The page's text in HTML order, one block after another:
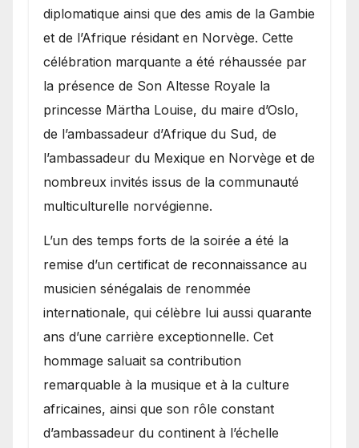
diplomatique ainsi que des amis de la Gambie
et de l’Afrique résidant en Norvège. Cette
célébration marquante a été réhaussée par
la présence de Son Altesse Royale la
princesse Märtha Louise, du maire d’Oslo,
de l’ambassadeur d’Afrique du Sud, de
l’ambassadeur du Mexique en Norvège et de
nombreux invités issus de la communauté
multiculturelle norvégienne.
​L’un des temps forts de la soirée a été la
remise d’un certificat de reconnaissance au
musicien sénégalais de renommée
internationale, qui célèbre lui aussi quarante
ans d’une carrière exceptionnelle. Cet
hommage saluait sa contribution
remarquable à la musique et à la culture
africaines, ainsi que son rôle constant
d’ambassadeur du continent à l’échelle